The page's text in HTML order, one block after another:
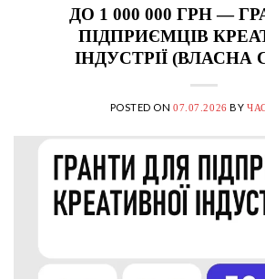
ДО 1 000 000 ГРН —
ПІДПРИЄМЦІВ
ІНДУСТРІЇ (ВЛАСНА
POSTED ON07.07.2026 BY